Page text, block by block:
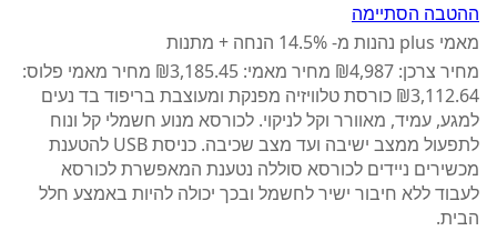
ההטבה הסתיימה
מאמי plus נהנות מ- 14.5% הנחה + מתנות
מחיר צרכן: ₪4,987 מחיר מאמי: ₪3,185.45 מחיר מאמי פלוס:
₪3,112.64 כורסת טלוויזיה מפנקת ומעוצבת בריפוד בד נעים
למגע, עמיד, מאוורר וקל לניקוי. לכורסא מנוע חשמלי קל ונוח
לתפעול ממצב ישיבה ועד מצב שכיבה. כניסת USB להטענת
מכשירים ניידים לכורסא סוללה נטענת המאפשרת לכורסא
לעבוד ללא חיבור ישיר לחשמל ובכך יכולה להיות באמצע חלל
הבית.